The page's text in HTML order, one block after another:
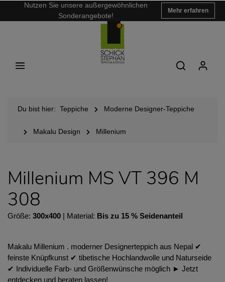
Nutzen Sie unsere außergewöhnlichen
Sonderangebote!
Mehr erfahren
Du bist hier: Teppiche Moderne Designer-Teppiche
Makalu Design Millenium
Millenium MS VT 396 M
308
Größe: 300x400 | Material: Bis zu 15 % Seidenanteil
Makalu Millenium . moderner Designerteppich aus Nepal ✔︎
feinste Knüpfkunst ✔︎ tibetische Hochlandwolle und Naturseide
✔︎ Individuelle Farb- und Größenwünsche möglich ► Jetzt
entdecken und beraten lassen!